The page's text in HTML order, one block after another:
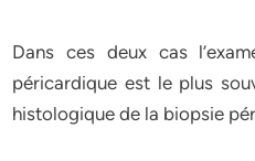
Dans ces deux cas
péricardique est le plus
histologique de la biopsie